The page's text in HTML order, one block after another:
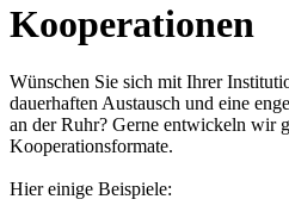
Kooperationen
Wünschen Sie sich mit Ihrer
dauerhaften Austausch und eine
an der Ruhr? Gerne entwickeln wir
Kooperationsformate.
Hier einige Beispiele: